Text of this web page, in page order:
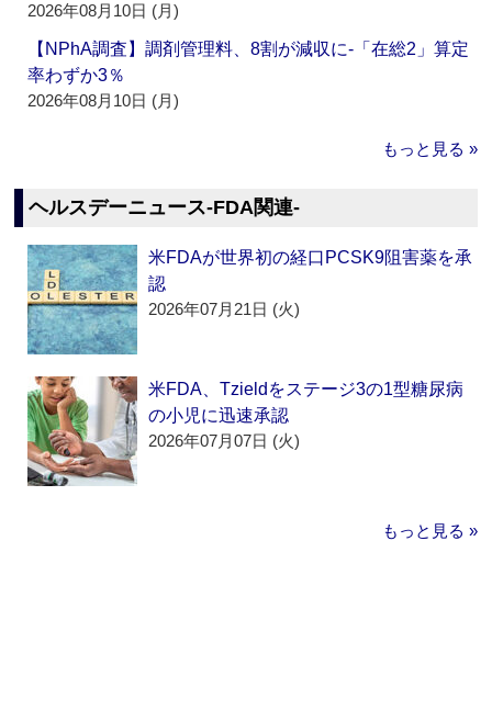
2026年08月10日 (月)
【NPhA調査】調剤管理料、8割が減収に‐「在総2」算定
率わずか3％
2026年08月10日 (月)
もっと見る »
ヘルスデーニュース‐FDA関連‐
米FDAが世界初の経口PCSK9阻害薬を承
認
2026年07月21日 (火)
米FDA、Tzieldをステージ3の1型糖尿病
の小児に迅速承認
2026年07月07日 (火)
もっと見る »